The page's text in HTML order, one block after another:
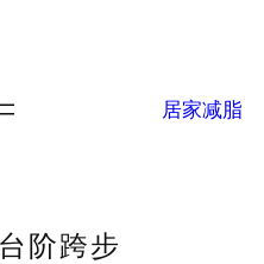
居家减脂
阶跨步